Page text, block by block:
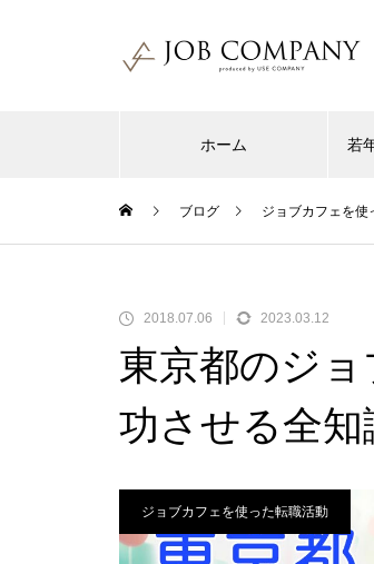
ホーム 若
ブログ ジョブカフェを使
2018.07.06 2023.03.12
東京都のジ
功させる全知
ジョブカフェを使った転職活動